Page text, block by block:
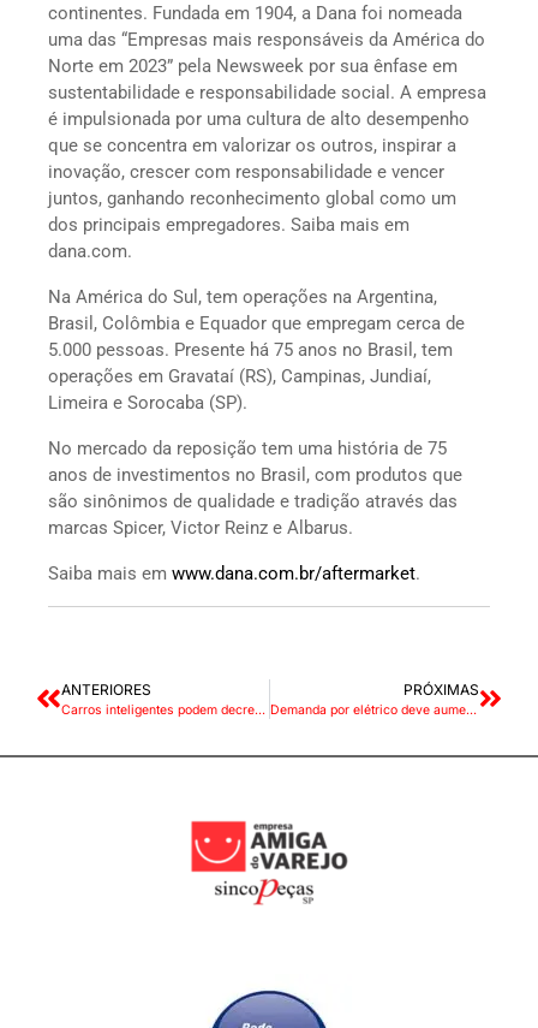
continentes. Fundada em 1904, a Dana foi nomeada
uma das “Empresas mais responsáveis da América do
Norte em 2023” pela Newsweek por sua ênfase em
sustentabilidade e responsabilidade social. A empresa
é impulsionada por uma cultura de alto desempenho
que se concentra em valorizar os outros, inspirar a
inovação, crescer com responsabilidade e vencer
juntos, ganhando reconhecimento global como um
dos principais empregadores. Saiba mais em
dana.com.
Na América do Sul, tem operações na Argentina,
Brasil, Colômbia e Equador que empregam cerca de
5.000 pessoas. Presente há 75 anos no Brasil, tem
operações em Gravataí (RS), Campinas, Jundiaí,
Limeira e Sorocaba (SP).
No mercado da reposição tem uma história de 75
anos de investimentos no Brasil, com produtos que
são sinônimos de qualidade e tradição através das
marcas Spicer, Victor Reinz e Albarus.
Saiba mais em www.dana.com.br/aftermarket.
ANTERIORES
Carros inteligentes podem decretar o fim da CNH?
PRÓXIMAS
Demanda por elétrico deve aumentar 10 vezes até 2030